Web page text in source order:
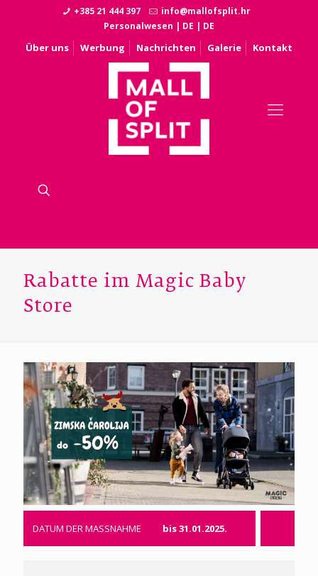
+385 21 444 397
info@mallofsplit.hr
Personalwesen | DE | DE
Über uns Werbung Nachrichten Galerie Kontakt
Rabatte im Magic Baby
Store
DATUM DER MASSNAHME bis 31.01.2025.